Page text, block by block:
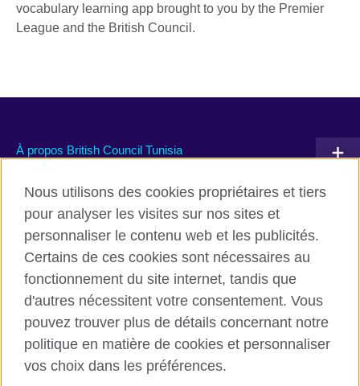
vocabulary learning app brought to you by the Premier
League and the British Council.
À propos British Council Tunisia
Communiquez avec nous
TikTok
British Council global
Conditions d’utilisation et protection des données
Nous utilisons des cookies propriétaires et tiers
pour analyser les visites sur nos sites et
personnaliser le contenu web et les publicités.
Certains de ces cookies sont nécessaires au
fonctionnement du site internet, tandis que
d'autres nécessitent votre consentement. Vous
pouvez trouver plus de détails concernant notre
politique en matière de cookies et personnaliser
vos choix dans les préférences.